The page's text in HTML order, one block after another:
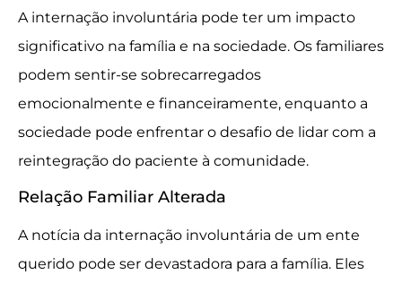
A internação involuntária pode ter um impacto
significativo na família e na sociedade. Os familiares
podem sentir-se sobrecarregados
emocionalmente e financeiramente, enquanto a
sociedade pode enfrentar o desafio de lidar com a
reintegração do paciente à comunidade.
Relação Familiar Alterada
A notícia da internação involuntária de um ente
querido pode ser devastadora para a família. Eles